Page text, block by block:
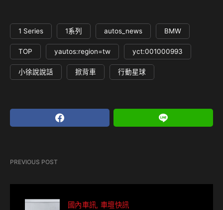
1 Series 1系列 autos_news BMW
TOP yautos:region=tw yct:001000993
小徐說說話 掀背車 行動星球
PREVIOUS POST
國內車訊 車壇快訊